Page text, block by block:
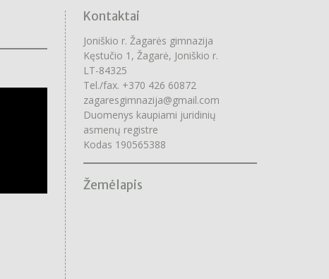
Kontaktai
Joniškio r. Žagarės gimnazija
Kęstučio 1, Žagarė, Joniškio r.
LT-84325
Tel./fax. +370 426 60872
zagaresgimnazija@gmail.com
Duomenys kaupiami juridinių
asmenų registre
Kodas 190565388
Žemėlapis